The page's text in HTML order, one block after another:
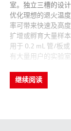
室。独立三槽的设
优化理想的退火温
率可带来快速及高
扩增或孵育大量样
用于 0.2 mL 管/板
有大量用户的实验
继续阅读